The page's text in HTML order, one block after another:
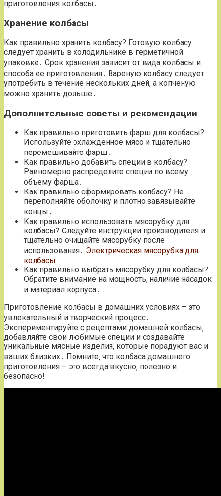
приготовления колбасы․
Хранение колбасы
Как правильно хранить колбасу? Готовую колбасу
следует хранить в холодильнике в герметичной
упаковке․ Срок хранения зависит от вида колбасы и
способа ее приготовления․ Вареную колбасу следует
употребить в течение нескольких дней‚ а копченую
можно хранить дольше․
Дополнительные советы и рекомендации
Как правильно приготовить фарш для колбасы?
Используйте охлажденное мясо и тщательно
перемешивайте фарш․
Как правильно добавить специи в колбасу?
Равномерно распределите специи по всему
объему фарша․
Как правильно сформировать колбасу? Не
переполняйте оболочку и плотно завязывайте
концы․
Как правильно использовать мясорубку для
колбасы? Следуйте инструкции производителя и
тщательно очищайте мясорубку после
использования․ Электрическая мясорубка для
колбасы
Как правильно выбрать мясорубку для колбасы?
Обратите внимание на мощность‚ наличие насадок
и материал корпуса․
Приготовление колбасы в домашних условиях – это
увлекательный и творческий процесс․
Экспериментируйте с рецептами домашней колбасы‚
добавляйте свои любимые специи и создавайте
уникальные мясные изделия‚ которые порадуют вас и
ваших близких․ Помните‚ что колбаса домашнего
приготовления – это всегда вкусно‚ полезно и
безопасно!